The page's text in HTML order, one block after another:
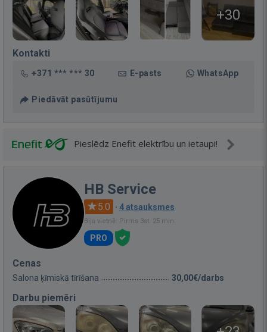
+30
Kontakti
+371 *** *** 30 E-pasts WhatsApp
Piedāvāt pasūtījumu
Pieslēdz Enefit elektrību un ietaupi!
HB Service
5.0 · 4 atsauksmes
Bija vietnē: Pirms 3st. 25 min.
PRO
Cenas
Salona ķīmiskā tīrīšana 30,00€/darbs
Darbu piemēri